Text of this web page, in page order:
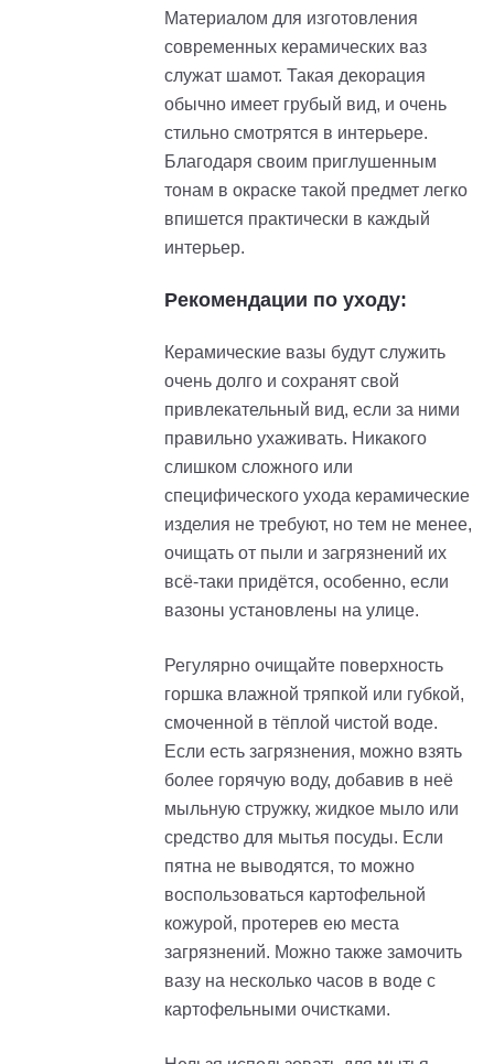
Материалом для изготовления
современных керамических ваз
служат шамот. Такая декорация
обычно имеет грубый вид, и очень
стильно смотрятся в интерьере.
Благодаря своим приглушенным
тонам в окраске такой предмет легко
впишется практически в каждый
интерьер.
Рекомендации по уходу:
Керамические вазы будут служить
очень долго и сохранят свой
привлекательный вид, если за ними
правильно ухаживать. Никакого
слишком сложного или
специфического ухода керамические
изделия не требуют, но тем не менее,
очищать от пыли и загрязнений их
всё-таки придётся, особенно, если
вазоны установлены на улице.
Регулярно очищайте поверхность
горшка влажной тряпкой или губкой,
смоченной в тёплой чистой воде.
Если есть загрязнения, можно взять
более горячую воду, добавив в неё
мыльную стружку, жидкое мыло или
средство для мытья посуды. Если
пятна не выводятся, то можно
воспользоваться картофельной
кожурой, протерев ею места
загрязнений. Можно также замочить
вазу на несколько часов в воде с
картофельными очистками.